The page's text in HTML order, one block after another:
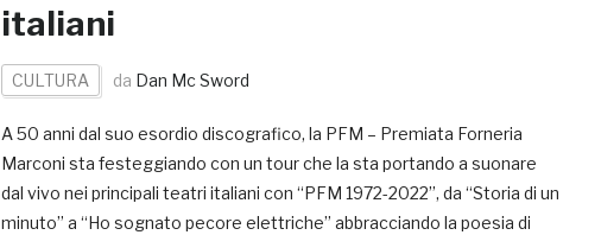
italiani
CULTURA da Dan Mc Sword
A 50 anni dal suo esordio discografico, la PFM – Premiata Forneria
Marconi sta festeggiando con un tour che la sta portando a suonare
dal vivo nei principali teatri italiani con “PFM 1972-2022”, da “Storia di un
minuto” a “Ho sognato pecore elettriche” abbracciando la poesia di